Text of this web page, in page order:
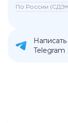
По России
Написать
Telegram